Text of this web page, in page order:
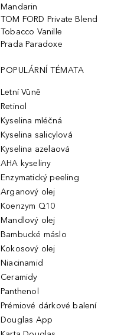
Mandarin
TOM FORD Private Blend
Tobacco Vanille
Prada Paradoxe
POPULÁRNÍ TÉMATA
Letní Vůně
Retinol
Kyselina mléčná
Kyselina salicylová
Kyselina azelaová
AHA kyseliny
Enzymatický peeling
Arganový olej
Koenzym Q10
Mandlový olej
Bambucké máslo
Kokosový olej
Niacinamid
Ceramidy
Panthenol
Prémiové dárkové balení
Douglas App